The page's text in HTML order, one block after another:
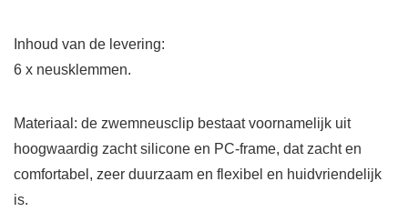
Inhoud van de levering:
6 x neusklemmen.
Materiaal: de zwemneusclip bestaat voornamelijk uit
hoogwaardig zacht silicone en PC-frame, dat zacht en
comfortabel, zeer duurzaam en flexibel en huidvriendelijk
is.